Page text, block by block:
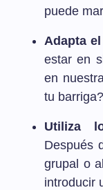
puede
Adapta
estar en
en
tu
Utiliza
Después
grupal o
introducir